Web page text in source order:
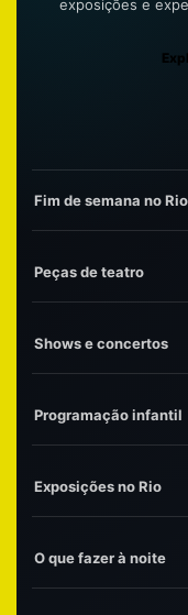
exposições e
Fim de semana no Rio
Peças de teatro
Shows e concertos
Programação infantil
Exposições no Rio
O que fazer à noite